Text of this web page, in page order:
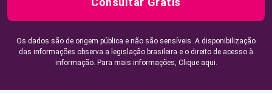
Os dados são de origem pública e não são sensíveis. A disponibilização
das informações observa a legislação brasileira e o direito de acesso à
informação. Para mais informações, Clique aqui.